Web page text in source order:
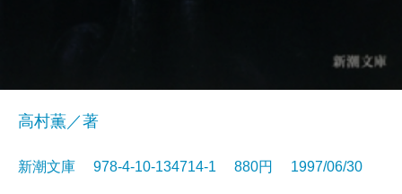
高村薫／著
新潮文庫 978-4-10-134714-1 880円 1997/06/30